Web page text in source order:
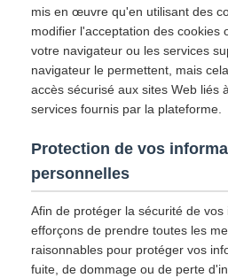
mis en œuvre qu'en utilisant des
modifier l'acceptation des cookies
votre navigateur ou les services
navigateur le permettent, mais
accès sécurisé aux sites Web liés
services fournis par la plateforme.
Protection de vos
personnelles
Afin de protéger la sécurité de
efforçons de prendre toutes les
raisonnables pour protéger vos
fuite, de dommage ou de perte